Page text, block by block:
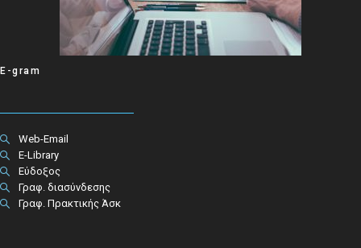
E-gram
Web-Email
E-Library
Εύδοξος
Γραφ. διασύνδεσης
Γραφ. Πρακτικής Άσκ